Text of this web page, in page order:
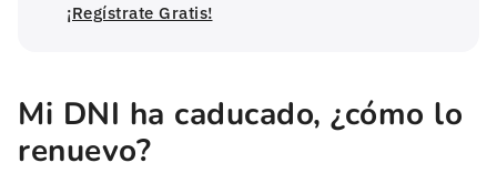
¡Regístrate Gratis!
Mi DNI ha caducado, ¿cómo lo
renuevo?